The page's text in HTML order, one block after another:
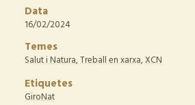
Data
16/02/2024
Temes
Salut i Natura,Treball en xarxa,XCN
Etiquetes
GiroNat